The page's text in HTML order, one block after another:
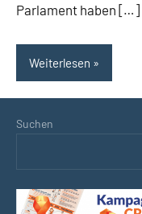
Parlament haben […]
Weiterlesen
Suchen